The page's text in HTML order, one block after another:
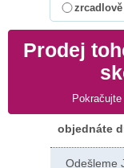
Prodej
Pokračujte
objednáte
Odešleme